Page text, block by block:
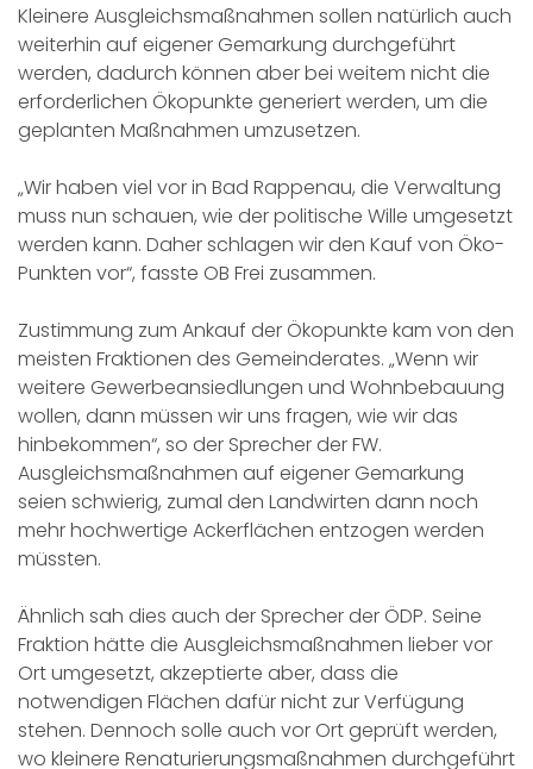
Kleinere Ausgleichsmaßnahmen sollen natürlich auch
weiterhin auf eigener Gemarkung durchgeführt
werden, dadurch können aber bei weitem nicht die
erforderlichen Ökopunkte generiert werden, um die
geplanten Maßnahmen umzusetzen.
„Wir haben viel vor in Bad Rappenau, die Verwaltung
muss nun schauen, wie der politische Wille umgesetzt
werden kann. Daher schlagen wir den Kauf von Öko-
Punkten vor“, fasste OB Frei zusammen.
Zustimmung zum Ankauf der Ökopunkte kam von den
meisten Fraktionen des Gemeinderates. „Wenn wir
weitere Gewerbeansiedlungen und Wohnbebauung
wollen, dann müssen wir uns fragen, wie wir das
hinbekommen“, so der Sprecher der FW.
Ausgleichsmaßnahmen auf eigener Gemarkung
seien schwierig, zumal den Landwirten dann noch
mehr hochwertige Ackerflächen entzogen werden
müssten.
Ähnlich sah dies auch der Sprecher der ÖDP. Seine
Fraktion hätte die Ausgleichsmaßnahmen lieber vor
Ort umgesetzt, akzeptierte aber, dass die
notwendigen Flächen dafür nicht zur Verfügung
stehen. Dennoch solle auch vor Ort geprüft werden,
wo kleinere Renaturierungsmaßnahmen durchgeführt